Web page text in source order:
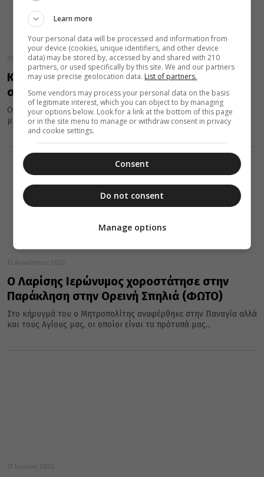
06 Νοεμβρίου 2022
Κειμήλια Προσφύγων από την Καππαδοκία
στο Διαχρονικό Μουσείο Λάρισας (ΦΩΤΟ)
Οι Έλληνες της Καππαδοκίας ήρθαν στον ελληνικό χώρο το 1924
μετά την ανταλλαγή των πληθυσμών και αρκετοί από αυτούς...
12 Αυγούστου 2022
Ο Λαρίσης Ιερώνυμος χοροστάτησε στην
Παράκληση στην Ορεινή Σπηλιά (ΦΩΤΟ)
Στο κήρυγμά του ο Μητροπολίτης αναφέρθηκε στην Παναγία αλλά
και τους Αγίους μας, οι οποίοι είναι τα πρότυπά μας...
21 Ιουνίου 2022
Learn more
Your personal data will be processed and information from
your device (cookies, unique identifiers, and other device
data) may be stored by, accessed by and shared with 210
partners, or used specifically by this site. We and our partners
may use precise geolocation data. List of partners.
Some vendors may process your personal data on the basis
of legitimate interest, which you can object to by managing
your options below. Look for a link at the bottom of this page
or in the site menu to manage or withdraw consent in privacy
and cookie settings.
Consent
Do not consent
Manage options